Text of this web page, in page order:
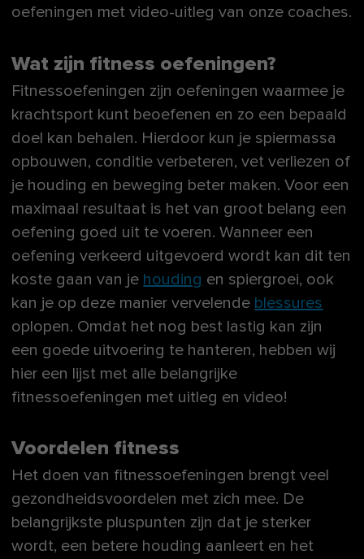
oefeningen met video-uitleg van onze coaches.
Wat zijn fitness oefeningen?
Fitnessoefeningen zijn oefeningen waarmee je
krachtsport kunt beoefenen en zo een bepaald
doel kan behalen. Hierdoor kun je spiermassa
opbouwen, conditie verbeteren, vet verliezen of
je houding en beweging beter maken. Voor een
maximaal resultaat is het van groot belang een
oefening goed uit te voeren. Wanneer een
oefening verkeerd uitgevoerd wordt kan dit ten
koste gaan van je houding en spiergroei, ook
kan je op deze manier vervelende blessures
oplopen. Omdat het nog best lastig kan zijn
een goede uitvoering te hanteren, hebben wij
hier een lijst met alle belangrijke
fitnessoefeningen met uitleg en video!
Voordelen fitness
Het doen van fitnessoefeningen brengt veel
gezondheidsvoordelen met zich mee. De
belangrijkste pluspunten zijn dat je sterker
wordt, een betere houding aanleert en het